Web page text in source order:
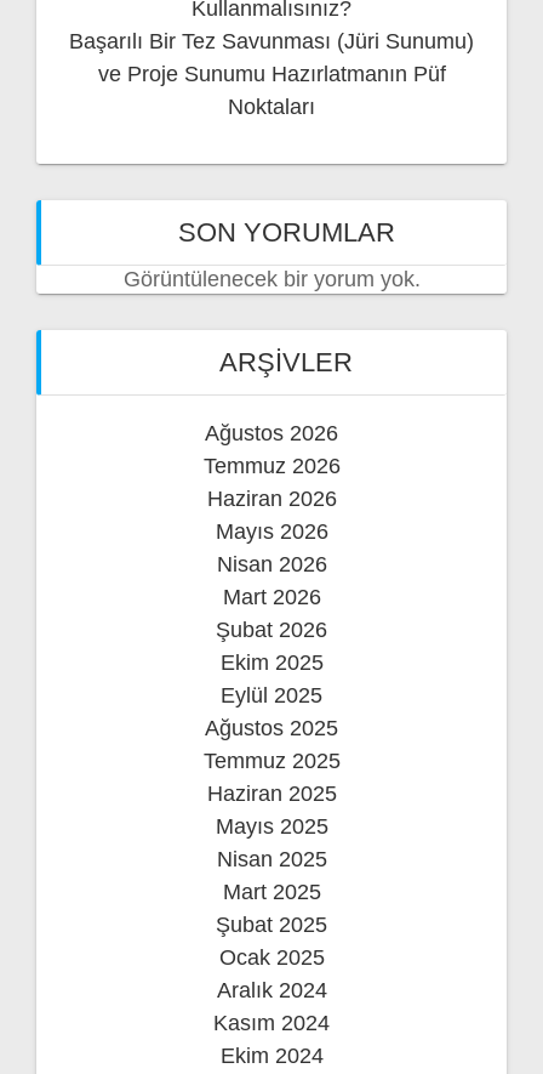
Kullanmalısınız?
Başarılı Bir Tez Savunması (Jüri Sunumu)
ve Proje Sunumu Hazırlatmanın Püf
Noktaları
SON YORUMLAR
Görüntülenecek bir yorum yok.
ARŞIVLER
Ağustos 2026
Temmuz 2026
Haziran 2026
Mayıs 2026
Nisan 2026
Mart 2026
Şubat 2026
Ekim 2025
Eylül 2025
Ağustos 2025
Temmuz 2025
Haziran 2025
Mayıs 2025
Nisan 2025
Mart 2025
Şubat 2025
Ocak 2025
Aralık 2024
Kasım 2024
Ekim 2024